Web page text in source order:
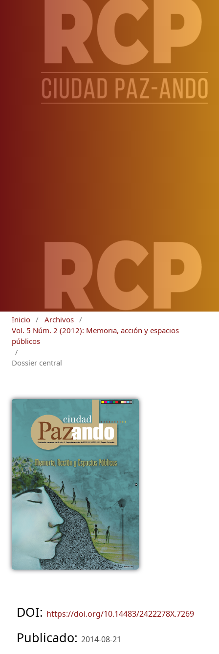
Inicio / Archivos /
Vol. 5 Núm. 2 (2012): Memoria, acción y espacios
públicos
/
Dossier central
DOI: https://doi.org/10.14483/2422278X.7269
Publicado: 2014-08-21